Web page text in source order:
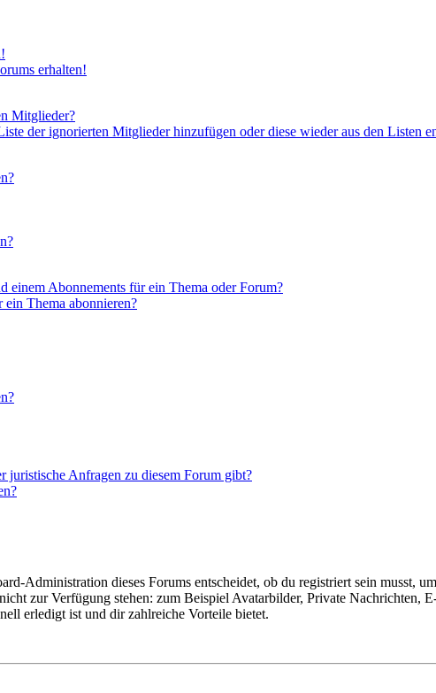
erhalten!
Mitglieder?
der ignorierten Mitglieder hinzufügen oder diese wieder aus den Listen
einem Abonnements für ein Thema oder Forum?
ein Thema abonnieren?
juristische Anfragen zu diesem Forum gibt?
Administration dieses Forums entscheidet, ob du registriert sein musst,
zur Verfügung stehen: zum Beispiel Avatarbilder, Private Nachrichten,
erledigt ist und dir zahlreiche Vorteile bietet.